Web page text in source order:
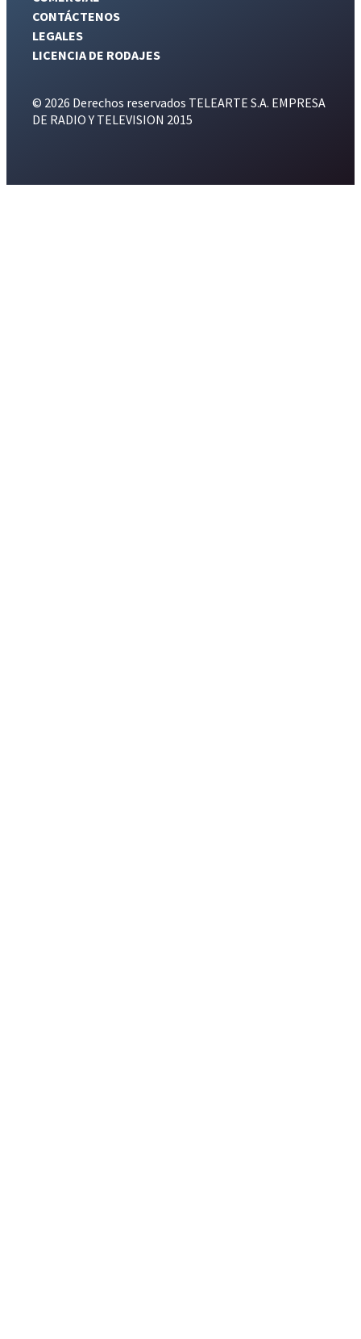
CONTÁCTENOS
LEGALES
LICENCIA DE RODAJES
© 2026 Derechos reservados TELEARTE S.A. EMPRESA
DE RADIO Y TELEVISION 2015